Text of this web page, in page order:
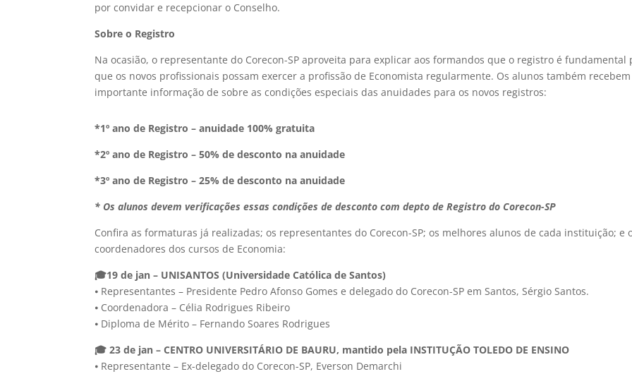
por convidar e recepcionar o Conselho.
Sobre o Registro
Na ocasião, o representante do Corecon-SP aproveita para explicar aos formandos que o registro é fundamental
que os novos profissionais possam exercer a profissão de Economista regularmente. Os alunos também
importante informação de sobre as condições especiais das anuidades para os novos registros:
*1º ano de Registro – anuidade 100% gratuita
*2º ano de Registro – 50% de desconto na anuidade
*3º ano de Registro – 25% de desconto na anuidade
* Os alunos devem verificações essas condições de desconto com depto de Registro do Corecon-SP
Confira as formaturas já realizadas; os representantes do Corecon-SP; os melhores alunos de cada instituição; e
coordenadores dos cursos de Economia:
🎓19 de jan – UNISANTOS (Universidade Católica de Santos)
⦁ Representantes – Presidente Pedro Afonso Gomes e delegado do Corecon-SP em Santos, Sérgio Santos.
⦁ Coordenadora – Célia Rodrigues Ribeiro
⦁ Diploma de Mérito – Fernando Soares Rodrigues
🎓 23 de jan – CENTRO UNIVERSITÁRIO DE BAURU, mantido pela INSTITUÇÃO TOLEDO DE ENSINO
⦁ Representante – Ex-delegado do Corecon-SP, Everson Demarchi